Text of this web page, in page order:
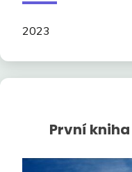
2023
První